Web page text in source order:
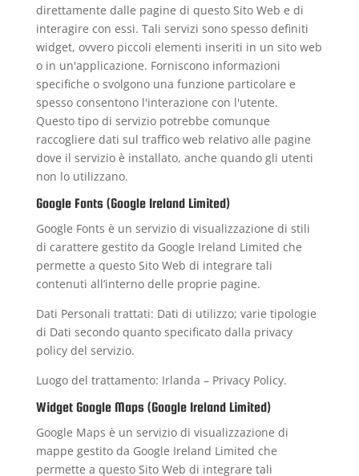
direttamente dalle pagine di questo Sito Web e di
interagire con essi. Tali servizi sono spesso definiti
widget, ovvero piccoli elementi inseriti in un sito web
o in un'applicazione. Forniscono informazioni
specifiche o svolgono una funzione particolare e
spesso consentono l'interazione con l'utente.
Questo tipo di servizio potrebbe comunque
raccogliere dati sul traffico web relativo alle pagine
dove il servizio è installato, anche quando gli utenti
non lo utilizzano.
Google Fonts (Google Ireland Limited)
Google Fonts è un servizio di visualizzazione di stili
di carattere gestito da Google Ireland Limited che
permette a questo Sito Web di integrare tali
contenuti all’interno delle proprie pagine.
Dati Personali trattati: Dati di utilizzo; varie tipologie
di Dati secondo quanto specificato dalla privacy
policy del servizio.
Luogo del trattamento: Irlanda – Privacy Policy.
Widget Google Maps (Google Ireland Limited)
Google Maps è un servizio di visualizzazione di
mappe gestito da Google Ireland Limited che
permette a questo Sito Web di integrare tali